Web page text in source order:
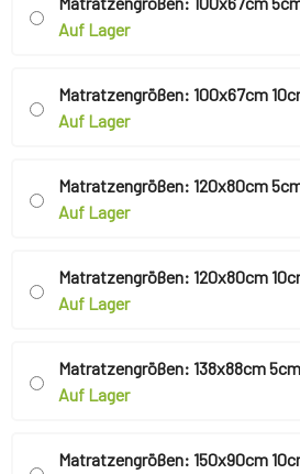
Auf Lager
Matratzengrößen: 100x67cm
Auf Lager
Matratzengrößen: 120x80cm
Auf Lager
Matratzengrößen: 120x80cm
Auf Lager
Matratzengrößen: 138x88cm
Auf Lager
Matratzengrößen: 150x90cm